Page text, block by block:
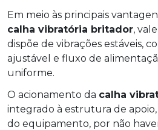
Em meio às principais
calha vibratória britador,
dispõe de vibrações estáveis,
ajustável e fluxo de
uniforme.
O acionamento da calha
integrado à estrutura de
do equipamento, por não